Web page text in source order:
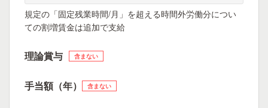
規定の「固定残業時間/月」を超える時間外労働分につい
ての割増賃金は追加で支給
理論賞与 含まない
手当額（年） 含まない